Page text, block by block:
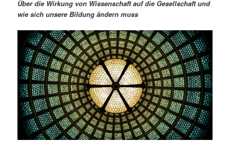
r
e
n
I
n
d
ä
r
e
n
n
a
a
t
i
o
n
Über die Wirkung von Wissenschaft auf die Gesellschaft und
wie sich unsere Bildung ändern muss